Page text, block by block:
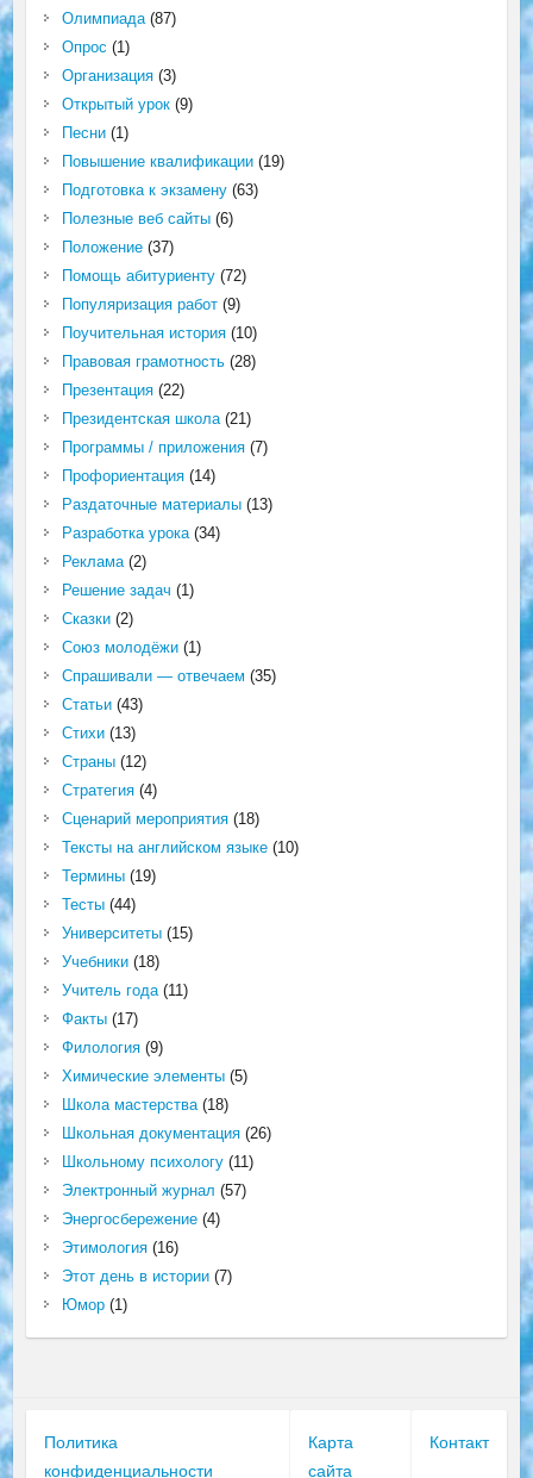
Олимпиада(87)
Опрос (1)
Организация(3)
Открытый урок(9)
Песни(1)
Повышение квалификации(19)
Подготовка к экзамену(63)
Полезные веб сайты(6)
Положение(37)
Помощь абитуриенту(72)
Популяризация работ(9)
Поучительная история(10)
Правовая грамотность(28)
Презентация(22)
Президентская школа(21)
Программы / приложения(7)
Профориентация(14)
Раздаточные материалы(13)
Разработка урока(34)
Реклама(2)
Решение задач (1)
Сказки(2)
Союз молодёжи(1)
Спрашивали — отвечаем (35)
Статьи(43)
Стихи(13)
Страны(12)
Стратегия(4)
Сценарий мероприятия(18)
Тексты на английском языке(10)
Термины(19)
Тесты(44)
Университеты(15)
Учебники(18)
Учитель года(11)
Факты(17)
Филология(9)
Химические элементы(5)
Школа мастерства(18)
Школьная документация(26)
Школьному психологу(11)
Электронный журнал (57)
Энергосбережение(4)
Этимология(16)
Этот день в истории(7)
Юмор(1)
Политика
конфиденциальности
Карта
сайта
Контакт